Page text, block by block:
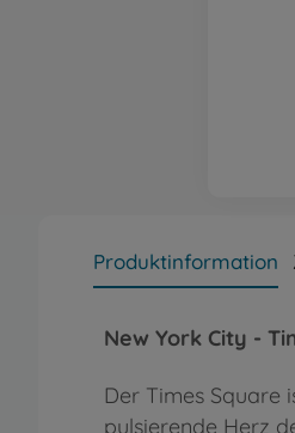
Produktinformation
New York City -
Der Times Square
pulsierende Herz